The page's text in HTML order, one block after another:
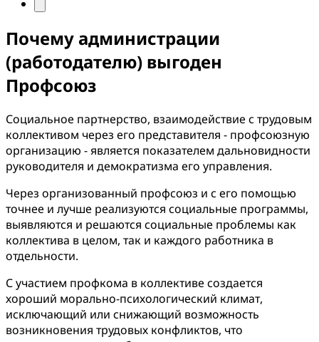
Почему администрации
(работодателю) выгоден
Профсоюз
Социальное партнерство, взаимодействие с трудовым
коллективом через его представителя - профсоюзную
организацию - является показателем дальновидности
руководителя и демократизма его управления.
Через организованный профсоюз и с его помощью
точнее и лучше реализуются социальные программы,
выявляются и решаются социальные проблемы как
коллектива в целом, так и каждого работника в
отдельности.
С участием профкома в коллективе создается
хороший морально-психологический климат,
исключающий или снижающий возможность
возникновения трудовых конфликтов, что